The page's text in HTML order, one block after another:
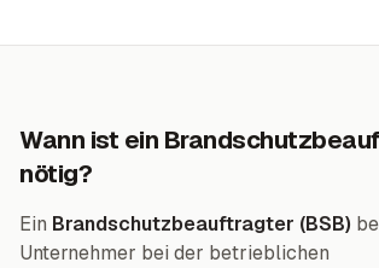
Wann ist ein
nötig?
Ein Brandschutzbeauftragter (BSB)
Unternehmer bei der betrieblichen